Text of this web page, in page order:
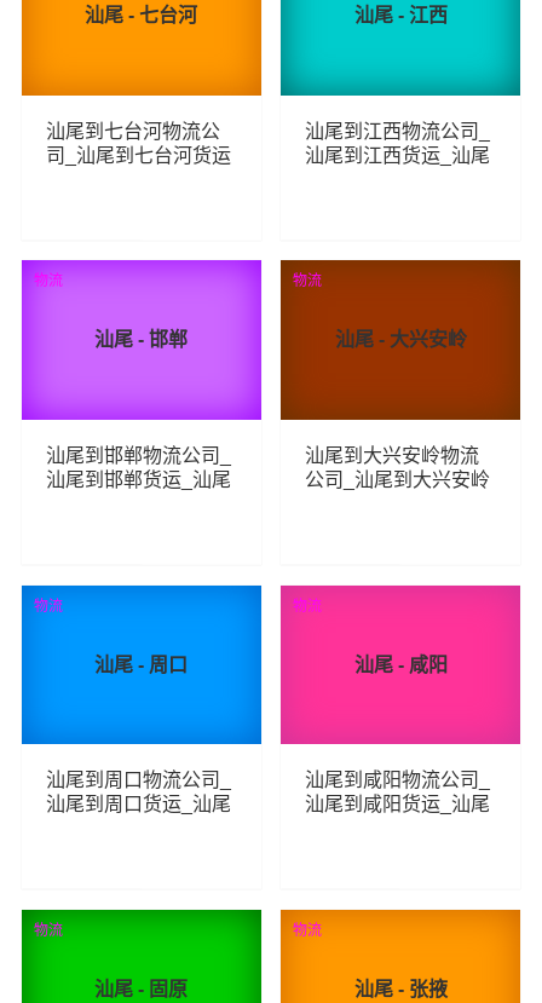
汕尾 - 七台河
汕尾到七台河物流公
司_汕尾到七台河货运
261 查看详细
汕尾 - 江西
汕尾到江西物流公司_
汕尾到江西货运_汕尾
271 查看详细
汕尾 - 邯郸
汕尾到邯郸物流公司_
汕尾到邯郸货运_汕尾
426 查看详细
物流
汕尾 - 大兴安岭
汕尾到大兴安岭物流
公司_汕尾到大兴安岭
300 查看详细
物流
汕尾 - 周口
汕尾到周口物流公司_
汕尾到周口货运_汕尾
284 查看详细
物流
汕尾 - 咸阳
汕尾到咸阳物流公司_
汕尾到咸阳货运_汕尾
251 查看详细
物流
汕尾 - 固原
物流
汕尾 - 张掖
物流